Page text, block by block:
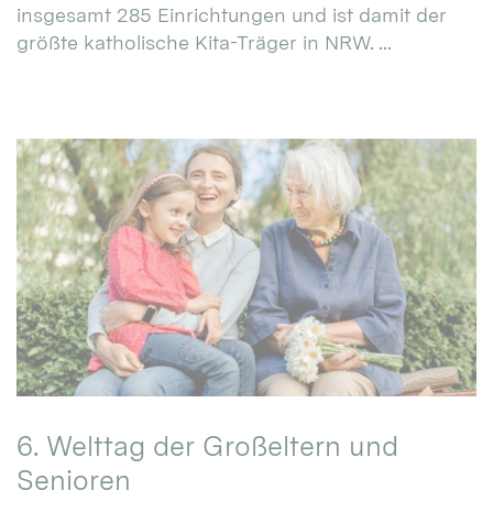
insgesamt 285 Einrichtungen und ist damit der
größte katholische Kita-Träger in NRW. ...
6. Welttag der Großeltern und
Senioren